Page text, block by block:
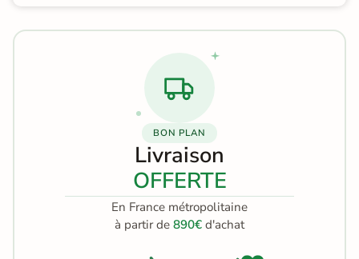
BON PLAN
Livraison
OFFERTE
En France métropolitaine
à partir de 890€ d'achat